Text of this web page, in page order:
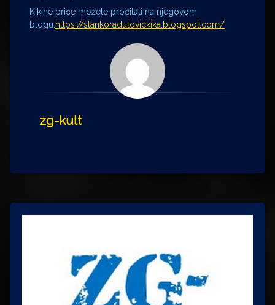
Kikine priče možete pročitati na njegovom
blogu:https://stankoradulovickika.blogspot.com/
zg-kult